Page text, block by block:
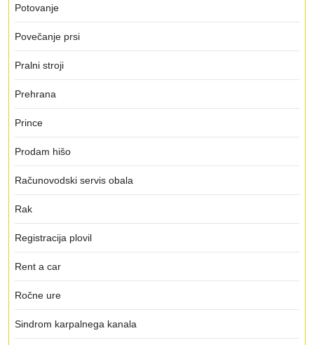
Potovanje
Povečanje prsi
Pralni stroji
Prehrana
Prince
Prodam hišo
Računovodski servis obala
Rak
Registracija plovil
Rent a car
Ročne ure
Sindrom karpalnega kanala